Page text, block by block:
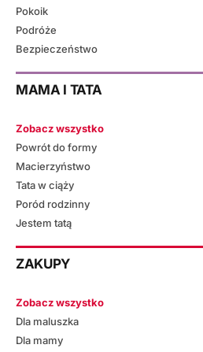
Pokoik
Podróże
Bezpieczeństwo
MAMA I TATA
Zobacz wszystko
Powrót do formy
Macierzyństwo
Tata w ciąży
Poród rodzinny
Jestem tatą
ZAKUPY
Zobacz wszystko
Dla maluszka
Dla mamy